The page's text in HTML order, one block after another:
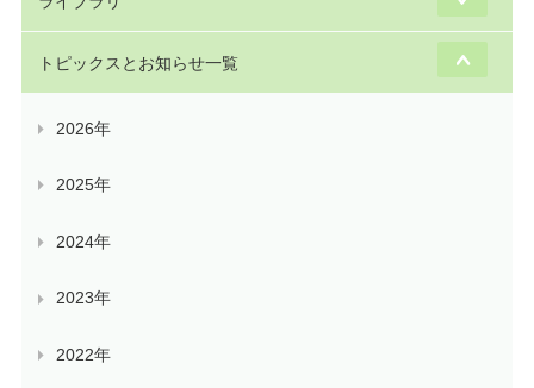
トピックスとお知らせ一覧
2026年
2025年
2024年
2023年
2022年